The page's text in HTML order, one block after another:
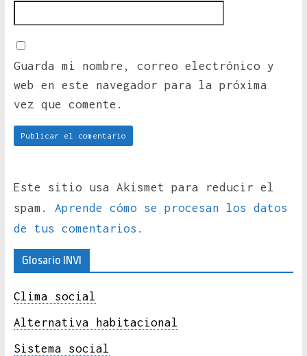
Guarda mi nombre, correo electrónico y
web en este navegador para la próxima
vez que comente.
Este sitio usa Akismet para reducir el
spam. Aprende cómo se procesan los datos
de tus comentarios.
Glosario INVI
Clima social
Alternativa habitacional
Sistema social